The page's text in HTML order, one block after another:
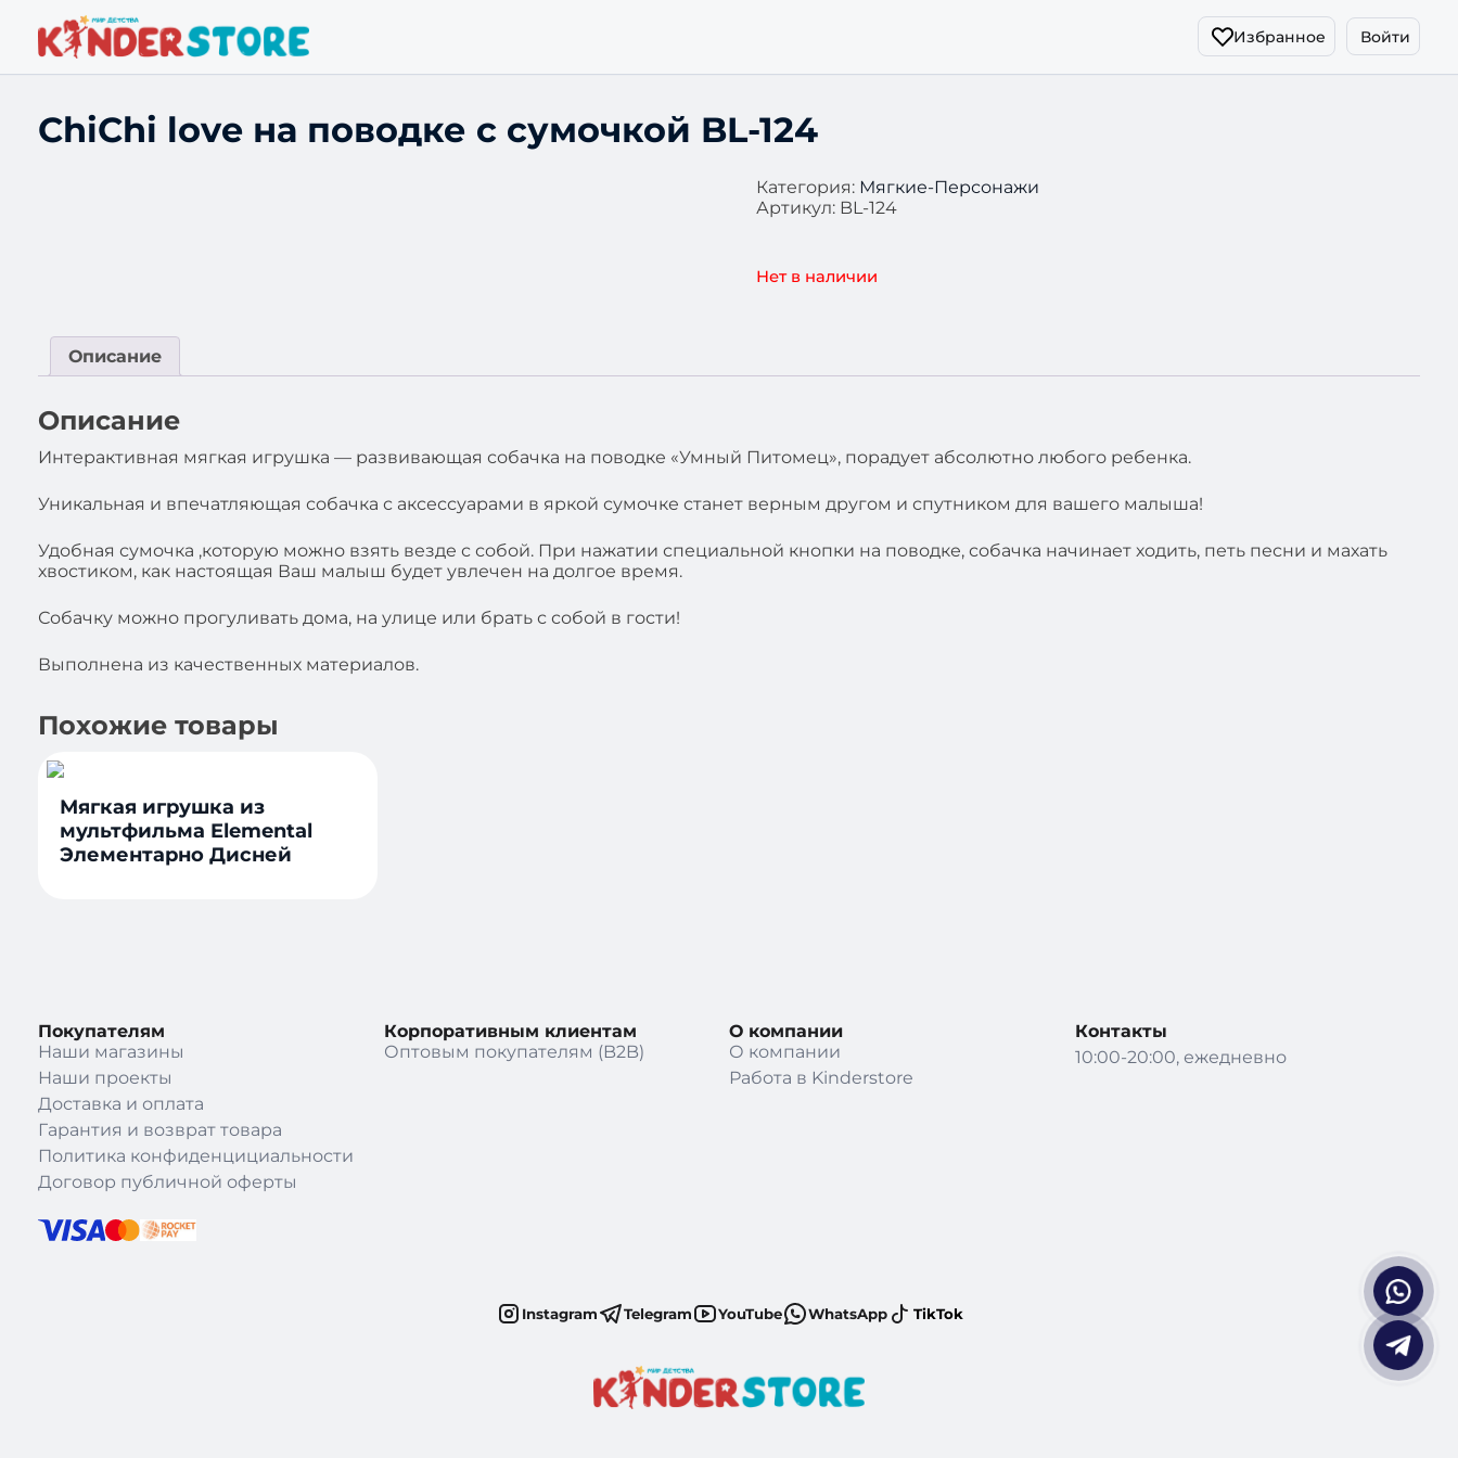
Избранное Войти
ChiChi love на поводке с сумочкой BL-124
Категория: Мягкие-Персонажи
Артикул: BL-124
Нет в наличии
Описание
Описание
Интерактивная мягкая игрушка — развивающая собачка на поводке «Умный Питомец», порадует абсолютно любого ребенка.
Уникальная и впечатляющая собачка с аксессуарами в яркой сумочке станет верным другом и спутником для вашего малыша!
Удобная сумочка ,которую можно взять везде с собой. При нажатии специальной кнопки на поводке, собачка начинает ходить, петь песни и махать
хвостиком, как настоящая Ваш малыш будет увлечен на долгое время.
Собачку можно прогуливать дома, на улице или брать с собой в гости!
Выполнена из качественных материалов.
Похожие товары
Мягкая игрушка из
мультфильма Elemental
Элементарно Дисней
Покупателям
Наши магазины
Наши проекты
Доставка и оплата
Гарантия и возврат товара
Политика конфиденцициальности
Договор публичной оферты
Корпоративным клиентам
Оптовым покупателям (B2B)
О компании
О компании
Работа в Kinderstore
Контакты
10:00-20:00, ежедневно
Instagram Telegram YouTube WhatsApp TikTok